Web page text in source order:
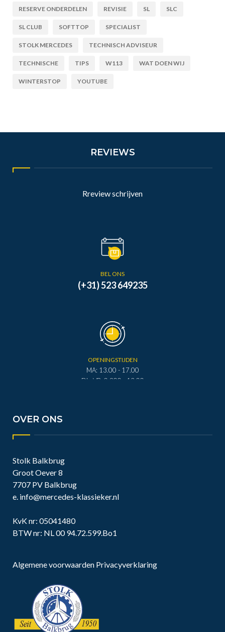
RESERVE ONDERDELEN REVISIE SL SLC
SL CLUB SOFTTOP SPECIALIST
STOLK MERCEDES TECHNISCH ADVISEUR
TECHNISCHE TIPS W113 WAT DOEN WIJ
WINTERSTOP YOUTUBE
REVIEWS
Rreview schrijven
BEL ONS
(+31) 523 649235
OPENINGSTIJDEN
MA: 13.00 - 17.00
DI - VR: 0.900 - 12.00
OVER ONS
Stolk Balkbrug
Groot Oever 8
7707 PV Balkbrug
e. info@mercedes-klassieker.nl
KvK nr: 05041480
BTW nr: NL 00 94.72.599.Bo1
Algemene voorwaarden Privacyverklaring